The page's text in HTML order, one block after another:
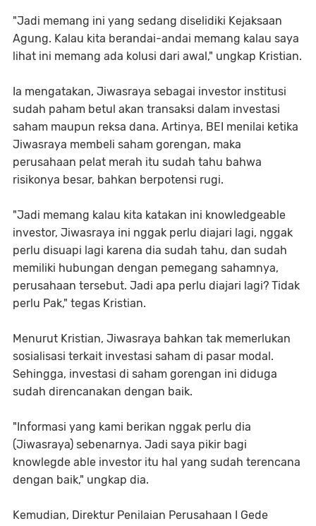
"Jadi memang ini yang sedang diselidiki Kejaksaan
Agung. Kalau kita berandai-andai memang kalau saya
lihat ini memang ada kolusi dari awal," ungkap Kristian.
Ia mengatakan, Jiwasraya sebagai investor institusi
sudah paham betul akan transaksi dalam investasi
saham maupun reksa dana. Artinya, BEI menilai ketika
Jiwasraya membeli saham gorengan, maka
perusahaan pelat merah itu sudah tahu bahwa
risikonya besar, bahkan berpotensi rugi.
"Jadi memang kalau kita katakan ini knowledgeable
investor, Jiwasraya ini nggak perlu diajari lagi, nggak
perlu disuapi lagi karena dia sudah tahu, dan sudah
memiliki hubungan dengan pemegang sahamnya,
perusahaan tersebut. Jadi apa perlu diajari lagi? Tidak
perlu Pak," tegas Kristian.
Menurut Kristian, Jiwasraya bahkan tak memerlukan
sosialisasi terkait investasi saham di pasar modal.
Sehingga, investasi di saham gorengan ini diduga
sudah direncanakan dengan baik.
"Informasi yang kami berikan nggak perlu dia
(Jiwasraya) sebenarnya. Jadi saya pikir bagi
knowlegde able investor itu hal yang sudah terencana
dengan baik," ungkap dia.
Kemudian, Direktur Penilaian Perusahaan I Gede